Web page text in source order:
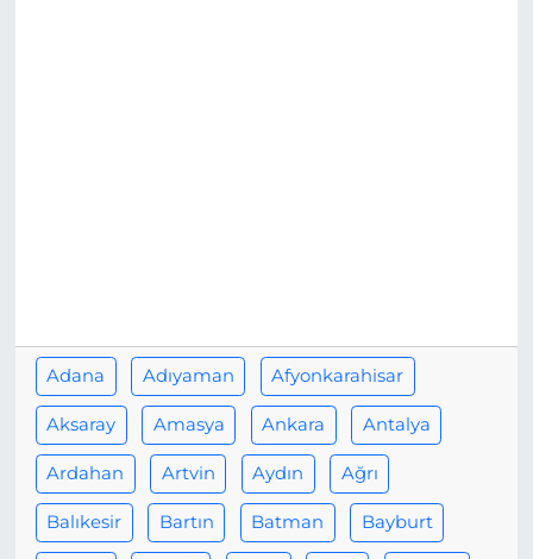
Adana Adıyaman Afyonkarahisar
Aksaray Amasya Ankara Antalya
Ardahan Artvin Aydın Ağrı
Balıkesir Bartın Batman Bayburt